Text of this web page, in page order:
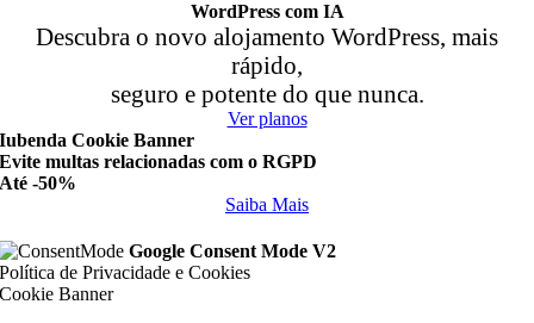
WordPress com IA
Descubra o novo alojamento WordPress, mais
rápido,
seguro e potente do que nunca.
Ver planos
IubendaCookie Banner
Evite multas relacionadas com o RGPD
Até -50%
Saiba Mais
Google Consent Mode V2
Política de Privacidade e Cookies
Cookie Banner